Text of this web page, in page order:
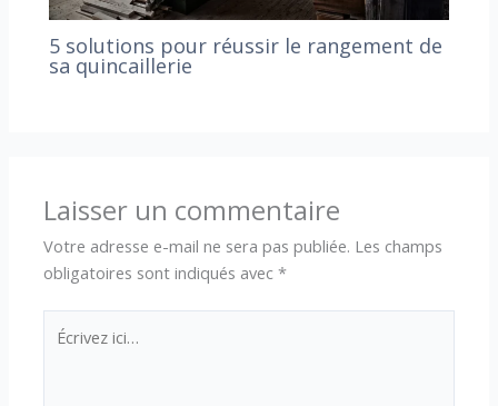
5 solutions pour réussir le rangement de
sa quincaillerie
Laisser un commentaire
Votre adresse e-mail ne sera pas publiée. Les champs
obligatoires sont indiqués avec*
Écrivez
ici…